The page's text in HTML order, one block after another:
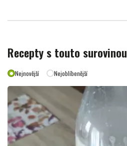
Recepty s touto surovinou
Nejnovější Nejoblíbenější